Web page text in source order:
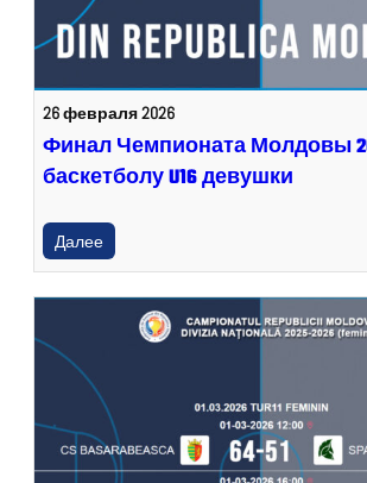
26 февраля 2026
Финал Чемпионата Молдовы
баскетболу U16 девушки
Далее